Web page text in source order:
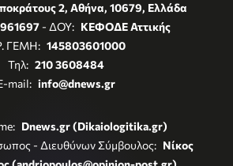
2, Αθήνα, 10679, Ελλάδα
- ΔΟΥ: ΚΕΦΟΔΕ Αττικής
ΓΕΜΗ: 145803601000
Τηλ: 210 3608484
mail: info@dnews.gr
Dnews.gr (Dikaiologitika.gr)
- Διευθύνων Σύμβουλος: Νίκος